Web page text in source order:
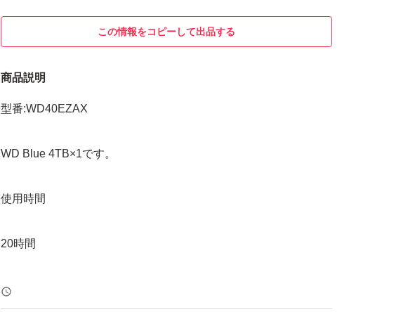
この情報をコピーして出品する
商品説明
型番:WD40EZAX
WD Blue 4TB×1です。
使用時間
20時間
です。